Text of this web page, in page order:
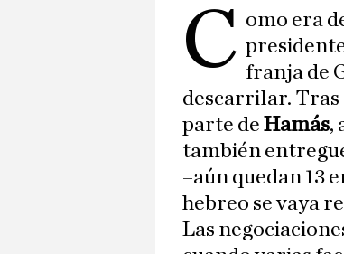
C omo era
franja de
descarrilar. Tras
parte de Hamás,
también
–aún quedan 13
hebreo se vaya
Las